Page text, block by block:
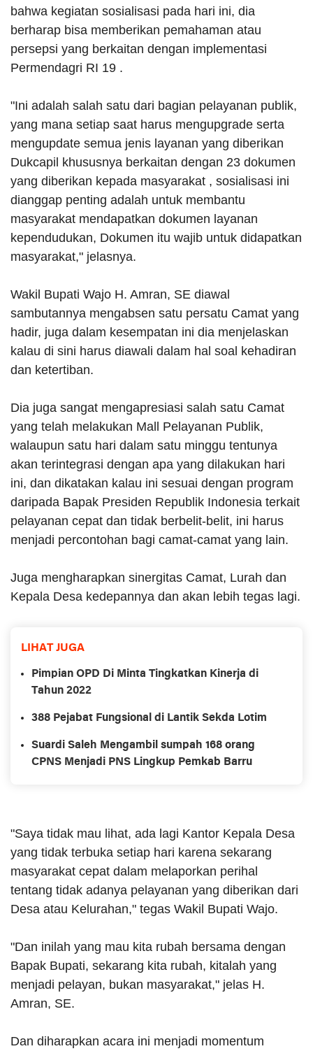
bahwa kegiatan sosialisasi pada hari ini, dia
berharap bisa memberikan pemahaman atau
persepsi yang berkaitan dengan implementasi
Permendagri RI 19 .
"Ini adalah salah satu dari bagian pelayanan publik,
yang mana setiap saat harus mengupgrade serta
mengupdate semua jenis layanan yang diberikan
Dukcapil khususnya berkaitan dengan 23 dokumen
yang diberikan kepada masyarakat , sosialisasi ini
dianggap penting adalah untuk membantu
masyarakat mendapatkan dokumen layanan
kependudukan, Dokumen itu wajib untuk didapatkan
masyarakat," jelasnya.
Wakil Bupati Wajo H. Amran, SE diawal
sambutannya mengabsen satu persatu Camat yang
hadir, juga dalam kesempatan ini dia menjelaskan
kalau di sini harus diawali dalam hal soal kehadiran
dan ketertiban.
Dia juga sangat mengapresiasi salah satu Camat
yang telah melakukan Mall Pelayanan Publik,
walaupun satu hari dalam satu minggu tentunya
akan terintegrasi dengan apa yang dilakukan hari
ini, dan dikatakan kalau ini sesuai dengan program
daripada Bapak Presiden Republik Indonesia terkait
pelayanan cepat dan tidak berbelit-belit, ini harus
menjadi percontohan bagi camat-camat yang lain.
Juga mengharapkan sinergitas Camat, Lurah dan
Kepala Desa kedepannya dan akan lebih tegas lagi.
LIHAT JUGA
Pimpian OPD Di Minta Tingkatkan Kinerja di
Tahun 2022
388 Pejabat Fungsional di Lantik Sekda Lotim
Suardi Saleh Mengambil sumpah 168 orang
CPNS Menjadi PNS Lingkup Pemkab Barru
"Saya tidak mau lihat, ada lagi Kantor Kepala Desa
yang tidak terbuka setiap hari karena sekarang
masyarakat cepat dalam melaporkan perihal
tentang tidak adanya pelayanan yang diberikan dari
Desa atau Kelurahan," tegas Wakil Bupati Wajo.
"Dan inilah yang mau kita rubah bersama dengan
Bapak Bupati, sekarang kita rubah, kitalah yang
menjadi pelayan, bukan masyarakat," jelas H.
Amran, SE.
Dan diharapkan acara ini menjadi momentum